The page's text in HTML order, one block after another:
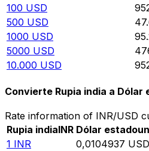
100 USD
500 USD
1000 USD
5000 USD
10.000 USD
Convierte Rupia india a Dólar
Rate information of INR/USD
Rupia indiaINR Dólar
1 INR 0,0104937 USD